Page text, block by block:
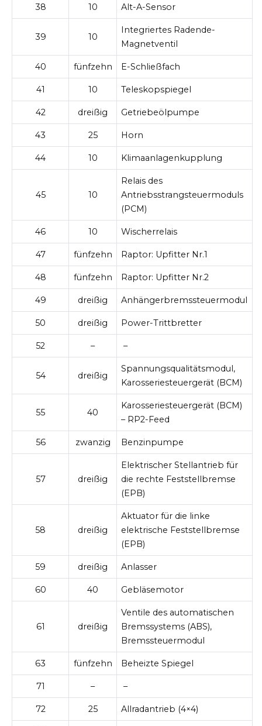
38 10 Alt-A-Sensor
39 10
Integriertes Radende-
Magnetventil
40 fünfzehn E-Schließfach
41 10 Teleskopspiegel
42 dreißig Getriebeölpumpe
43 25 Horn
44 10 Klimaanlagenkupplung
45 10
Relais des
Antriebsstrangsteuermoduls
(PCM)
46 10 Wischerrelais
47 fünfzehn Raptor: Upfitter Nr.1
48 fünfzehn Raptor: Upfitter Nr.2
49 dreißig Anhängerbremssteuermodul
50 dreißig Power-Trittbretter
52 – –
54 dreißig
Spannungsqualitätsmodul,
Karosseriesteuergerät (BCM)
55 40
Karosseriesteuergerät (BCM)
– RP2-Feed
56 zwanzig Benzinpumpe
57 dreißig
Elektrischer Stellantrieb für
die rechte Feststellbremse
(EPB)
58 dreißig
Aktuator für die linke
elektrische Feststellbremse
(EPB)
59 dreißig Anlasser
60 40 Gebläsemotor
61 dreißig
Ventile des automatischen
Bremssystems (ABS),
Bremssteuermodul
63 fünfzehn Beheizte Spiegel
71 – –
72 25 Allradantrieb (4×4)